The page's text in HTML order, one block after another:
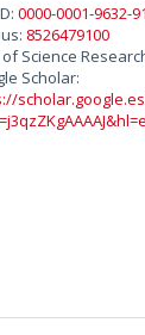
0000-0001-9632-
8526479100
Science
Scholar: